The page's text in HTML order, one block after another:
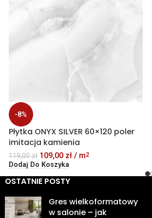
-8%
Płytka ONYX SILVER 60×120 poler
imitacja kamienia
119,00zł 109,00 zł / m2
Dodaj Do Koszyka
OSTATNIE POSTY
Gres wielkoformatowy
w salonie – jak